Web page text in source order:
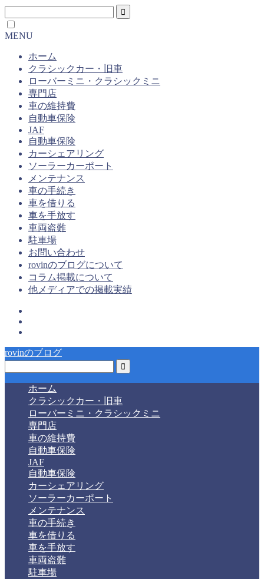
MENU
ホーム
クラシックカー・旧車
ローバーミニ・クラシックミニ
専門店
車の維持費
自動車保険
JAF
自動車保険
カーシェアリング
ソーラーカーポート
メンテナンス
車の手続き
車を借りる
車を手放す
車両盗難
駐車場
お問い合わせ
rovinのブログについて
コラム掲載について
他メディアでの掲載実績
rovinのブログ
ホーム
クラシックカー・旧車
ローバーミニ・クラシックミニ
専門店
車の維持費
自動車保険
JAF
自動車保険
カーシェアリング
ソーラーカーポート
メンテナンス
車の手続き
車を借りる
車を手放す
車両盗難
駐車場